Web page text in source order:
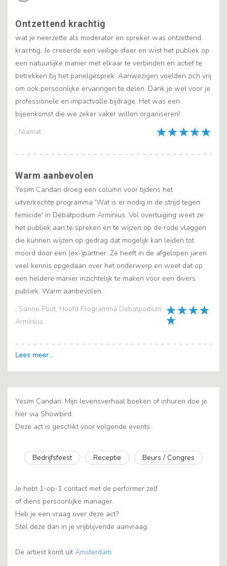
, Niamat
Ontzettend krachtig
wat je neerzette als moderator en spreker was ontzettend
krachtig. Je creëerde een veilige sfeer en wist het publiek op
een natuurlijke manier met elkaar te verbinden en actief te
betrekken bij het panelgesprek. Aanwezigen voelden zich vrij
om ook persoonlijke ervaringen te delen. Dank je wel voor je
professionele en impactvolle bijdrage. Het was een
bijeenkomst die we zeker vaker willen organiseren!
, Sanne Poot, Hoofd Programma Debatpodium
Arminius
Warm aanbevolen
Yesim Candan droeg een column voor tijdens het
uitverkochte programma 'Wat is er nodig in de strijd tegen
femicide' in Debatpodium Arminius. Vol overtuiging weet ze
het publiek aan te spreken en te wijzen op de rode vlaggen
die kunnen wijzen op gedrag dat mogelijk kan leiden tot
moord door een (ex-)partner. Ze heeft in de afgelopen jaren
veel kennis opgedaan over het onderwerp en weet dat op
een heldere manier inzichtelijk te maken voor een divers
publiek. Warm aanbevolen.
Yesim Candan: Mijn levensverhaal boeken of inhuren doe je
hier via Showbird.
Deze act is geschikt voor volgende events:
Bedrijfsfeest Receptie Beurs / Congres
Je hebt 1-op-1 contact met de performer zelf
of diens persoonlijke manager.
Heb je een vraag over deze act?
Stel deze dan in je vrijblijvende aanvraag.
De artiest komt uitAmsterdam